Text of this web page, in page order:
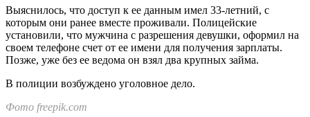
Выяснилось, что доступ к ее данным имел 33-летний, с
которым они ранее вместе проживали. Полицейские
установили, что мужчина с разрешения девушки, оформил на
своем телефоне счет от ее имени для получения зарплаты.
Позже, уже без ее ведома он взял два крупных займа.
В полиции возбуждено уголовное дело.
Фото freepik.com